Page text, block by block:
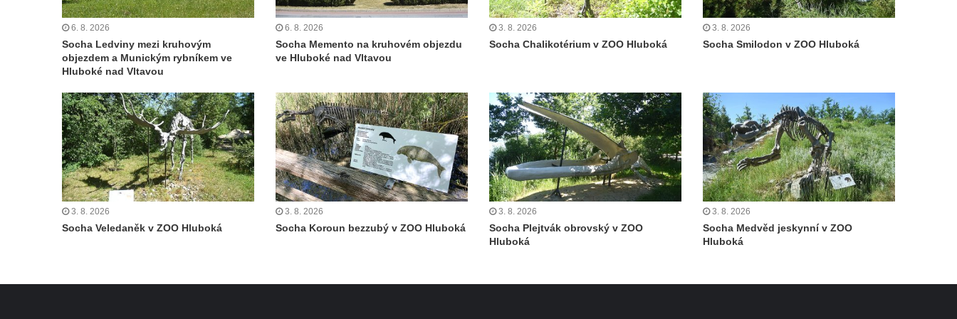
Sadech v Českých Budějovicích
Poslední dochovaný tramvajový sloup na
Pražské třídě v Českých Budějovicích
Socha Civilizovaní na Husově třídě v
Socha svatého Jana Nepomuckého Na
Sadech u Mlýnské stoky v Českých
Budějovicích
Sochy brouků u Mlýnské stoky v Českých
Budějovicích
Socha svatého Vincence Ferrerského na
nádvoří kláštera dominikánů v Českých
kláštera dominikánů v Českých
6. 8. 2026
Socha Ledviny mezi kruhovým
objezdem a Munickým rybníkem ve
Hluboké nad Vltavou
6. 8. 2026
Socha Memento na kruhovém objezdu
ve Hluboké nad Vltavou
3. 8. 2026
Socha Chalikotérium v ZOO Hluboká
3. 8. 2026
Socha Smilodon v ZOO Hluboká
3. 8. 2026
Socha Veledaněk v ZOO Hluboká
3. 8. 2026
Socha Koroun bezzubý v ZOO Hluboká
3. 8. 2026
Socha Plejtvák obrovský v ZOO
Hluboká
3. 8. 2026
Socha Medvěd jeskynní v ZOO
Hluboká